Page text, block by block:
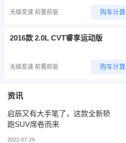
无级变速 前置前驱 购车计算
2016款 2.0L CVT睿享运动版
无级变速 前置前驱 购车计算
资讯
启辰又有大手笔了，这款全新轿
跑SUV席卷而来
2022-07-29